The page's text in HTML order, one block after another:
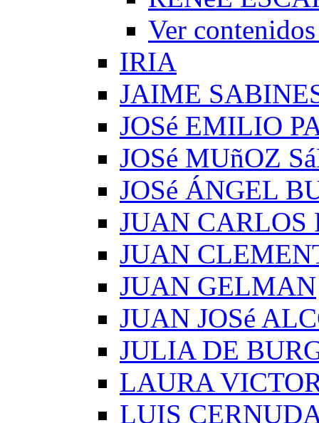
Ver
IRIA
JAIME
JOSé EMILIO
JOSé MUñOZ
JOSé ÁNGEL
JUAN CARLOS
JUAN
JUAN GELMAN
JUAN JOSé
JULIA DE
LAURA
LUIS